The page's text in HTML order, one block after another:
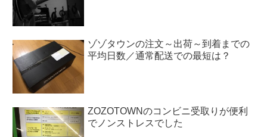
ゾゾタウンの注文～出荷～到着までの
平均日数／通常配送での最短は？
ZOZOTOWNのコンビニ受取りが便利
でノンストレスでした